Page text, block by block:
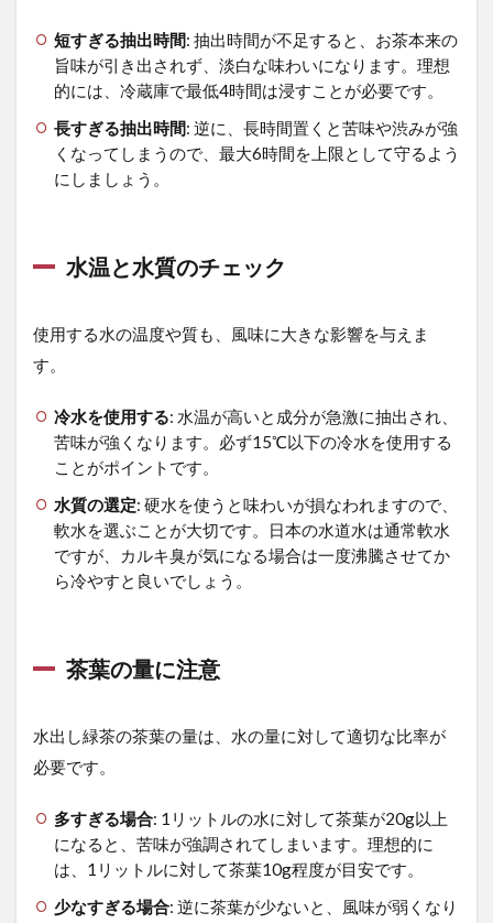
短すぎる抽出時間: 抽出時間が不足すると、お茶本来の
旨味が引き出されず、淡白な味わいになります。理想
的には、冷蔵庫で最低4時間は浸すことが必要です。
長すぎる抽出時間: 逆に、長時間置くと苦味や渋みが強
くなってしまうので、最大6時間を上限として守るよう
にしましょう。
水温と水質のチェック
使用する水の温度や質も、風味に大きな影響を与えま
す。
冷水を使用する: 水温が高いと成分が急激に抽出され、
苦味が強くなります。必ず15℃以下の冷水を使用する
ことがポイントです。
水質の選定: 硬水を使うと味わいが損なわれますので、
軟水を選ぶことが大切です。日本の水道水は通常軟水
ですが、カルキ臭が気になる場合は一度沸騰させてか
ら冷やすと良いでしょう。
茶葉の量に注意
水出し緑茶の茶葉の量は、水の量に対して適切な比率が
必要です。
多すぎる場合: 1リットルの水に対して茶葉が20g以上
になると、苦味が強調されてしまいます。理想的に
は、1リットルに対して茶葉10g程度が目安です。
少なすぎる場合: 逆に茶葉が少ないと、風味が弱くなり